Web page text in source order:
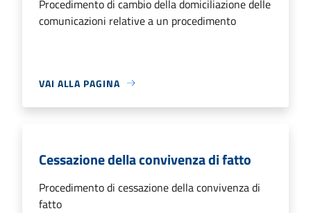
Procedimento di cambio della domiciliazione delle
comunicazioni relative a un procedimento
VAI ALLA PAGINA
Cessazione della convivenza di fatto
Procedimento di cessazione della convivenza di
fatto